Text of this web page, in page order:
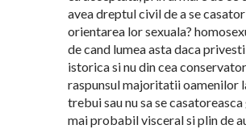
avea dreptul civil de a se
orientarea lor sexuala?
de cand lumea asta daca
istorica si nu din cea
raspunsul majoritatii oamenilor
trebui sau nu sa se
mai probabil visceral si plin de